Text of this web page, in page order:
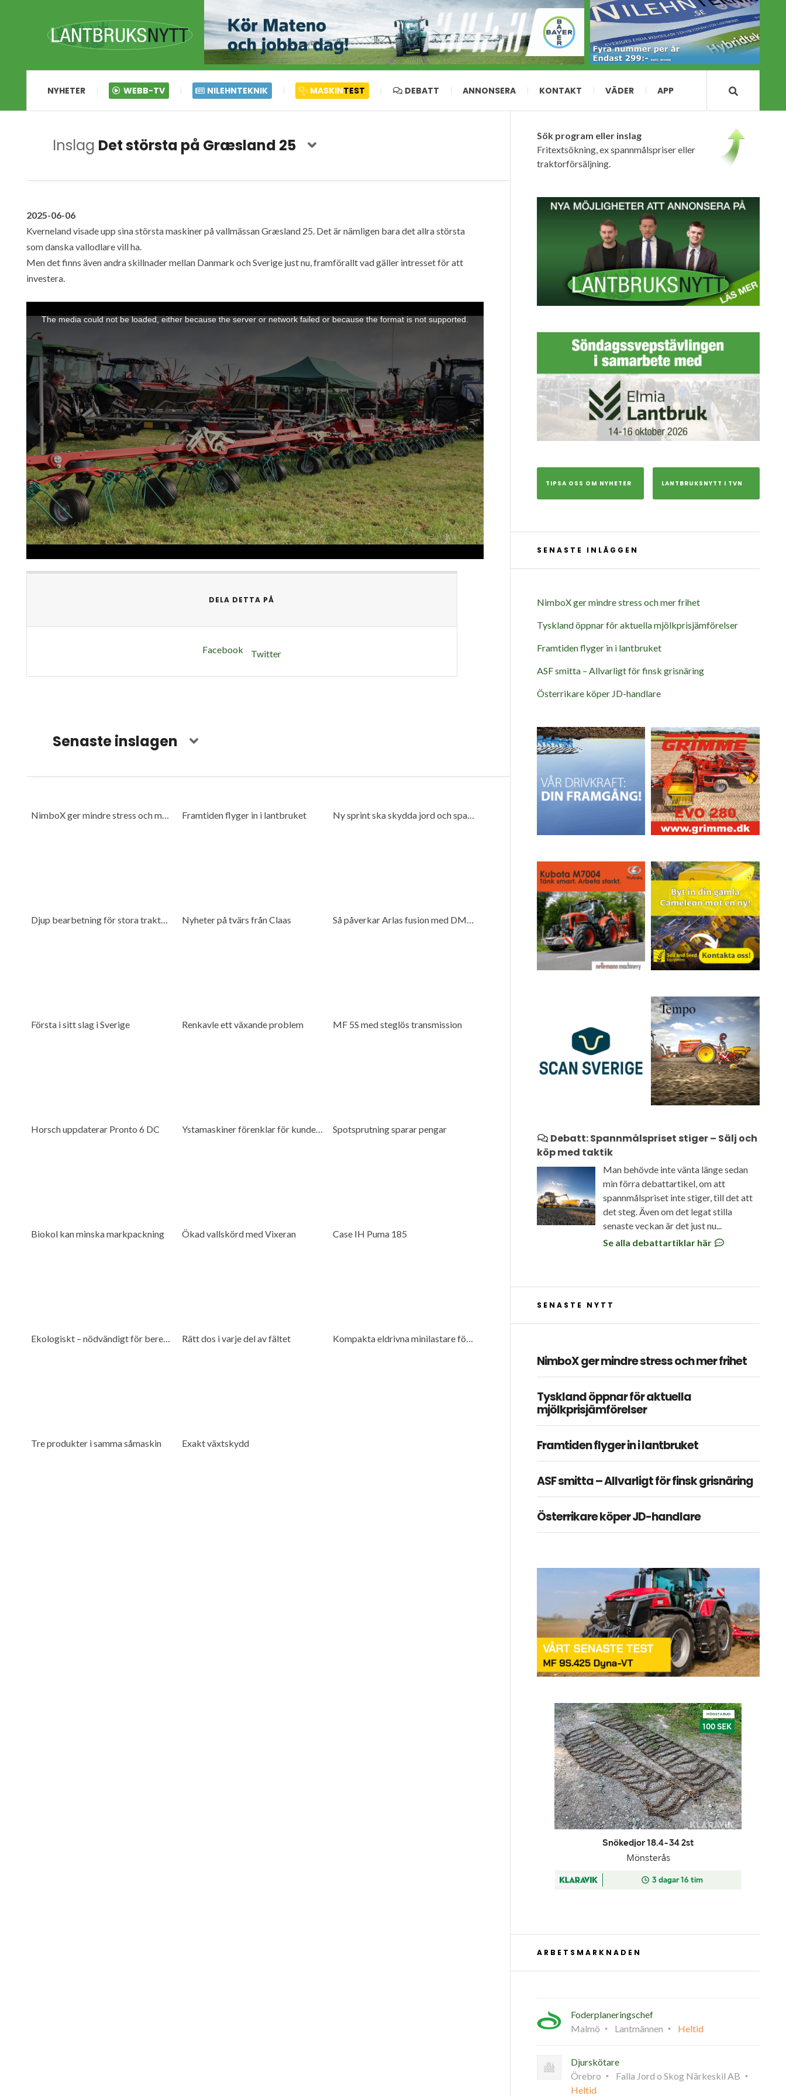
NYHETER WEBB-TV NILEHNTEKNIK MASKINTEST DEBATT ANNONSERA KONTAKT VÄDER APP
Inslag Det största på Græsland 25
2025-06-06
Kverneland visade upp sina största maskiner på vallmässan Græsland 25. Det är nämligen bara det allra största
som danska vallodlare vill ha.
Men det finns även andra skillnader mellan Danmark och Sverige just nu, framförallt vad gäller intresset för att
investera.
DELA DETTA PÅ
Facebook Twitter
Senaste inslagen
NimboX ger mindre stress och mer frihet Framtiden flyger in i lantbruket Ny sprint ska skydda jord och spara bränsle
Djup bearbetning för stora traktorer Nyheter på tvärs från Claas Så påverkar Arlas fusion med DMK mjölkproducenter
Första i sitt slag i Sverige Renkavle ett växande problem MF 5S med steglös transmission
Horsch uppdaterar Pronto 6 DC Ystamaskiner förenklar för kunderna Spotsprutning sparar pengar
Biokol kan minska markpackning Ökad vallskörd med Vixeran Case IH Puma 185
Ekologiskt – nödvändigt för beredskap Rätt dos i varje del av fältet Kompakta eldrivna minilastare för många miljöer
Tre produkter i samma såmaskin Exakt växtskydd
Sök program eller inslag
Fritextsökning, ex spannmålspriser eller
traktorförsäljning.
TIPSA OSS OM NYHETER LANTBRUKSNYTT I TVN
SENASTE INLÄGGEN
NimboX ger mindre stress och mer frihet
Tyskland öppnar för aktuella mjölkprisjämförelser
Framtiden flyger in i lantbruket
ASF smitta – Allvarligt för finsk grisnäring
Österrikare köper JD-handlare
Debatt: Spannmålspriset stiger – Sälj och
köp med taktik
Man behövde inte vänta länge sedan
min förra debattartikel, om att
spannmålspriset inte stiger, till det att
det steg. Även om det legat stilla
senaste veckan är det just nu...
Se alla debattartiklar här
SENASTE NYTT
NimboX ger mindre stress och mer frihet
Tyskland öppnar för aktuella
mjölkprisjämförelser
Framtiden flyger in i lantbruket
ASF smitta – Allvarligt för finsk grisnäring
Österrikare köper JD-handlare
ARBETSMARKNADEN
Foderplaneringschef
Malmö
Lantmännen Heltid
Djurskötare
Örebro
Falla Jord o Skog Närkeskil AB
Heltid